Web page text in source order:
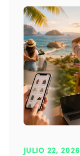
JULIO 22, 2026